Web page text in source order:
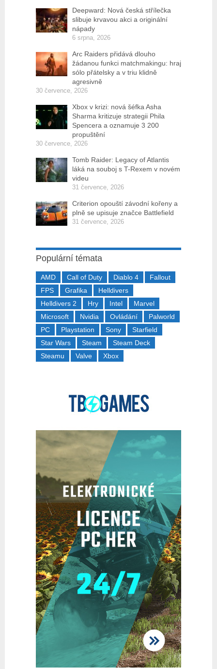
Deepward: Nová česká střílečka
slibuje krvavou akci a originální
nápady
6 srpna, 2026
Arc Raiders přidává dlouho
žádanou funkci matchmakingu: hraj
sólo přátelsky a v triu klidně
agresivně
30 července, 2026
Xbox v krizi: nová šéfka Asha
Sharma kritizuje strategii Phila
Spencera a oznamuje 3 200
propuštění
30 července, 2026
Tomb Raider: Legacy of Atlantis
láká na souboj s T-Rexem v novém
videu
31 července, 2026
Criterion opouští závodní kořeny a
plně se upisuje značce Battlefield
31 července, 2026
Populární témata
AMD Call of Duty Diablo 4
Fallout
FPS
Grafika
Helldivers
Helldivers 2
Hry Intel
Marvel
Microsoft
Nvidia Ovládání
Palworld
PC
Playstation Sony
Starfield
Star Wars
Steam
Steam Deck
Steamu
Valve Xbox